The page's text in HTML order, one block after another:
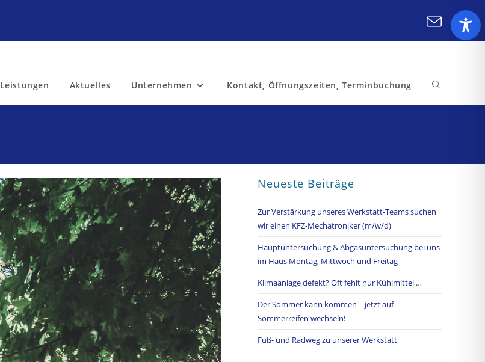
Leistungen Aktuelles Unternehmen Kontakt, Öffnungszeiten, Terminbuchung
Website-
Neueste Beiträge
Zur Verstärkung unseres Werkstatt-Teams suchen
wir einen KFZ-Mechatroniker (m/w/d)
Hauptuntersuchung & Abgasuntersuchung bei uns
im Haus Montag, Mittwoch und Freitag
Klimaanlage defekt? Oft fehlt nur Kühlmittel …
Der Sommer kann kommen – jetzt auf
Sommerreifen wechseln!
Fuß- und Radweg zu unserer Werkstatt